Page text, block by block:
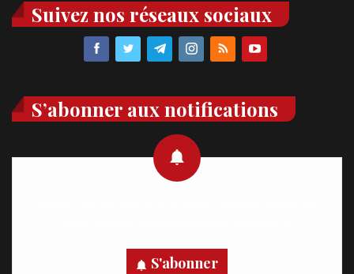
Suivez nos réseaux sociaux
S’abonner aux notifications
S'abonner